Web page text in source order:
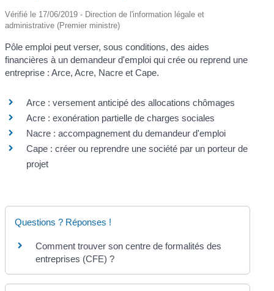
Vérifié le 17/06/2019 - Direction de l'information légale et
administrative (Premier ministre)
Pôle emploi peut verser, sous conditions, des aides
financières à un demandeur d'emploi qui crée ou reprend une
entreprise : Arce, Acre, Nacre et Cape.
Arce : versement anticipé des allocations chômages
Acre : exonération partielle de charges sociales
Nacre : accompagnement du demandeur d'emploi
Cape : créer ou reprendre une société par un porteur de
projet
Questions ? Réponses !
Comment trouver son centre de formalités des
entreprises (CFE) ?